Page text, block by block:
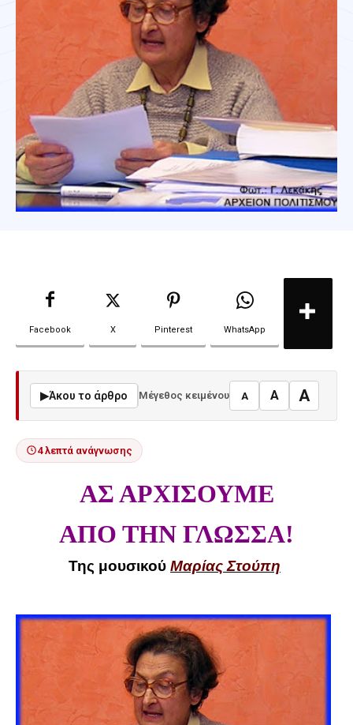
Facebook X Pinterest WhatsApp
▶Άκου το άρθρο Μέγεθος κειμένου A A A
4 λεπτά ανάγνωσης
ΑΣ ΑΡΧΙΣΟΥΜΕ
ΑΠΟ ΤΗΝ ΓΛΩΣΣΑ!
Της μουσικού Μαρίας Στούπη